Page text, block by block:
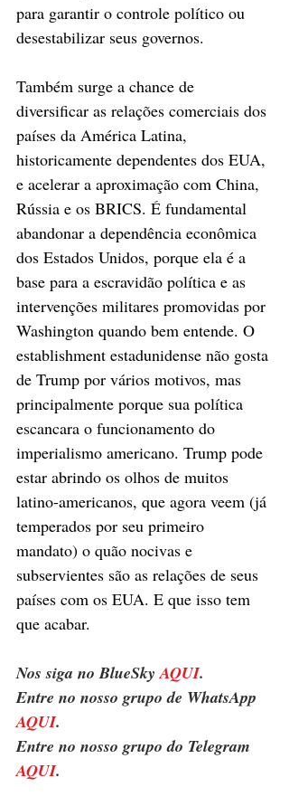
para garantir o controle político ou
desestabilizar seus governos.
Também surge a chance de
diversificar as relações comerciais dos
países da América Latina,
historicamente dependentes dos EUA,
e acelerar a aproximação com China,
Rússia e os BRICS. É fundamental
abandonar a dependência econômica
dos Estados Unidos, porque ela é a
base para a escravidão política e as
intervenções militares promovidas por
Washington quando bem entende. O
establishment estadunidense não gosta
de Trump por vários motivos, mas
principalmente porque sua política
escancara o funcionamento do
imperialismo americano. Trump pode
estar abrindo os olhos de muitos
latino-americanos, que agora veem (já
temperados por seu primeiro
mandato) o quão nocivas e
subservientes são as relações de seus
países com os EUA. E que isso tem
que acabar.
Nos siga no BlueSky AQUI.
Entre no nosso grupo de WhatsApp
AQUI.
Entre no nosso grupo do Telegram
AQUI.